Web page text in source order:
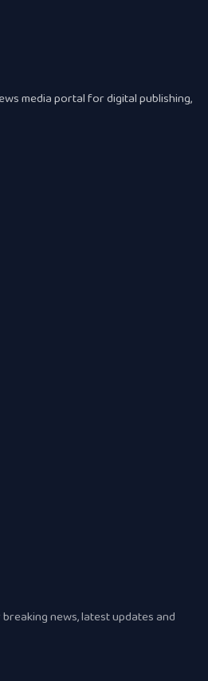
media portal for digital publishing,
news, latest updates and